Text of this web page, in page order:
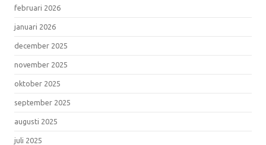
februari 2026
januari 2026
december 2025
november 2025
oktober 2025
september 2025
augusti 2025
juli 2025